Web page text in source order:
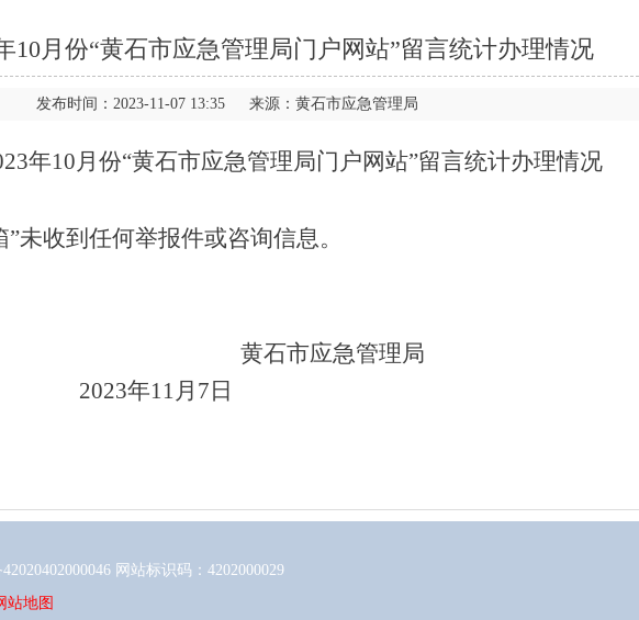
10月份“黄石市应急管理局门户网站”留言统计办理情况
发布时间：2023-11-07 13:35 来源：黄石市应急管理局
年10月份“黄石市应急管理局门户网站”留言统计办理情况
”未收到 任何举报件或咨询信息。
黄石市应急管理局
11月 7 日
网站标识码：4202000029
站地图